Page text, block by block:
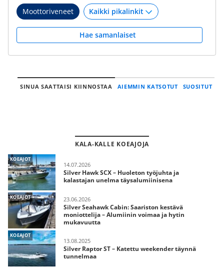
Moottoriveneet
Hae samanlaiset
SINUA SAATTAISI KIINNOSTAA AIEMMIN KATSOTUT SUOSITUT
KALA-KALLE KOEAJOJA
KOEAJOT
14.07.2026
Silver Hawk SCX – Huoleton työjuhta ja
kalastajan unelma täysalumiinisena
KOEAJOT 23.06.2026
Silver Seahawk Cabin: Saariston kestävä
moniottelija – Alumiinin voimaa ja hytin
mukavuutta
KOEAJOT
13.08.2025
Silver Raptor ST – Katettu weekender täynnä
tunnelmaa